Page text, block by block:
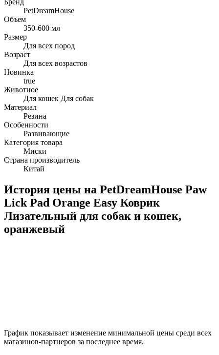
Бренд
PetDreamHouse
Объем
350-600 мл
Размер
Для всех пород
Возраст
Для всех возрастов
Новинка
true
Животное
Для кошек Для собак
Материал
Резина
Особенности
Развивающие
Категория товара
Миски
Страна производитель
Китай
История цены на PetDreamHouse Paw
Lick Pad Orange Easy Коврик
Лизательный для собак и кошек,
оранжевый
График показывает изменение минимальной цены среди всех
магазинов-партнеров за последнее время.